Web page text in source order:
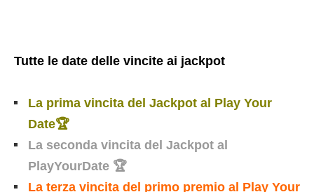
Tutte le date delle vincite ai jackpot
La prima vincita del Jackpot al Play Your
Date🏆
La seconda vincita del Jackpot al
PlayYourDate 🏆
La terza vincita del primo premio al Play Your